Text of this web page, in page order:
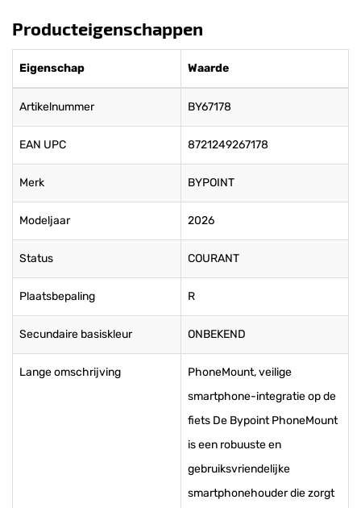
Producteigenschappen
Eigenschap Waarde
Artikelnummer BY67178
EAN UPC 8721249267178
Merk BYPOINT
Modeljaar 2026
Status COURANT
Plaatsbepaling R
Secundaire basiskleur ONBEKEND
Lange omschrijving
PhoneMount, veilige
smartphone-integratie op de
fiets De Bypoint PhoneMount
is een robuuste en
gebruiksvriendelijke
smartphonehouder die zorgt